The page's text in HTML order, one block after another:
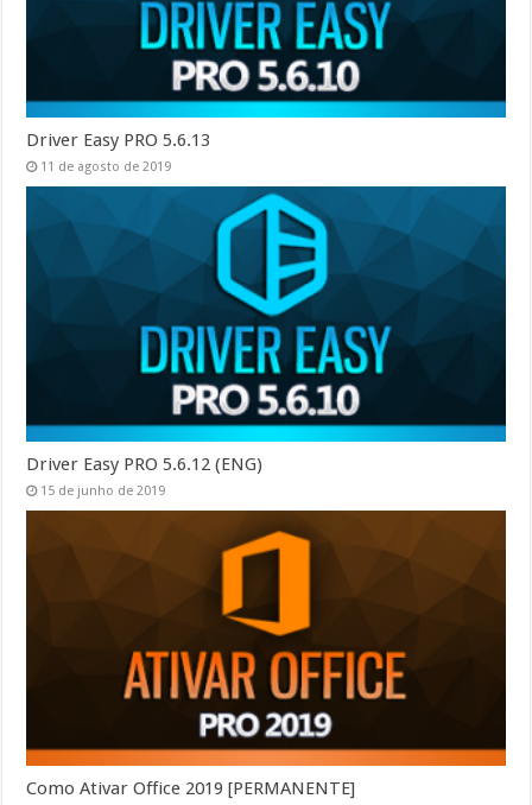
Driver Easy PRO 5.6.13
11 de agosto de 2019
Driver Easy PRO 5.6.12 (ENG)
15 de junho de 2019
Como Ativar Office 2019 [PERMANENTE]